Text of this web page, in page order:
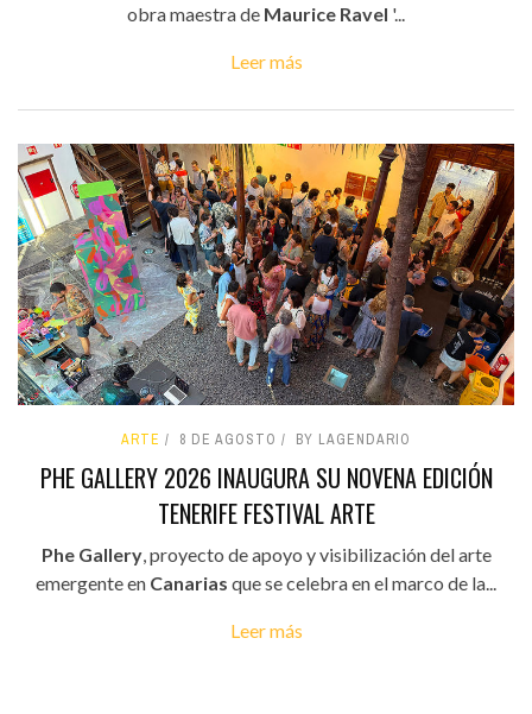
obra maestra de Maurice Ravel '...
Leer más
ARTE 8 DE AGOSTO BY LAGENDARIO
PHE GALLERY 2026 INAUGURA SU NOVENA EDICIÓN
TENERIFE FESTIVAL ARTE
Phe Gallery, proyecto de apoyo y visibilización del arte
emergente en Canarias que se celebra en el marco de la...
Leer más